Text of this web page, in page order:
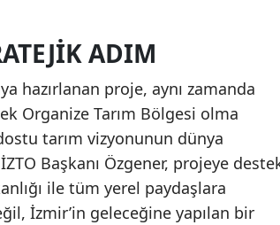
ADIM
hazırlanan proje, aynı zamanda
Organize Tarım Bölgesi olma
tarım vizyonunun dünya
Başkanı Özgener, projeye
ile tüm yerel paydaşlara
İzmir’in geleceğine yapılan bir